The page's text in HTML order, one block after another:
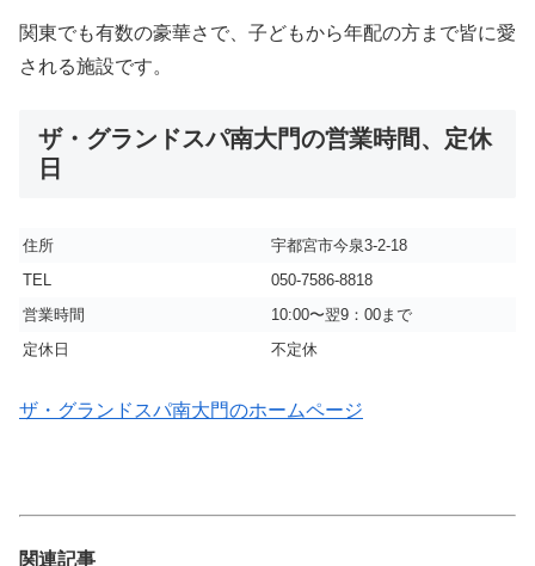
関東でも有数の豪華さで、子どもから年配の方まで皆に愛
される施設です。
ザ・グランドスパ南大門の営業時間、定休
日
住所
宇都宮市今泉3-2-18
TEL
050-7586-8818
営業時間
10:00〜翌9：00まで
定休日
不定休
ザ・グランドスパ南大門のホームページ
関連記事